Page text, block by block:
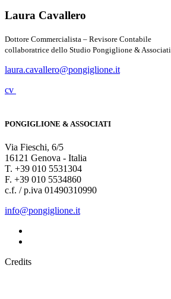
Laura Cavallero
Dottore Commercialista – Revisore Contabile
collaboratrice dello Studio Pongiglione & Associati
laura.cavallero@pongiglione.it
cv
PONGIGLIONE & ASSOCIATI
Via Fieschi, 6/5
16121 Genova - Italia
T. +39 010 5531304
F. +39 010 5534860
c.f. / p.iva 01490310990
info@pongiglione.it
Credits